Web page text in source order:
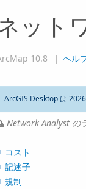
ット
10.8 | ヘル
ArcGIS Desktop は
Network Analyst の
コスト
記述子
規制